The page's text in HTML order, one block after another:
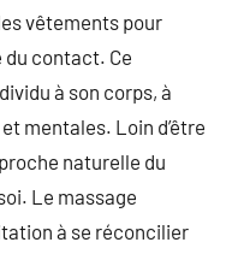
vêtements pour
contact. Ce
à son corps, à
mentales. Loin d’être
naturelle du
Le massage
à se réconcilier